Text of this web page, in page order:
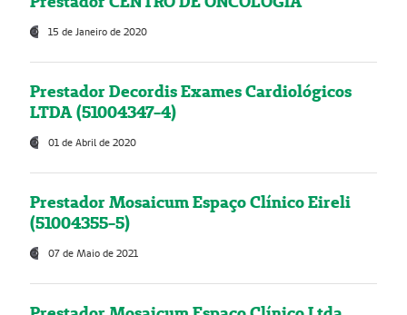
15 de Janeiro de 2020
Prestador Decordis Exames Cardiológicos
LTDA (51004347-4)
01 de Abril de 2020
Prestador Mosaicum Espaço Clínico Eireli
(51004355-5)
07 de Maio de 2021